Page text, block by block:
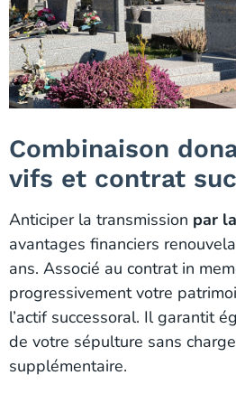
Combinaison
vifs et contrat
Anticiper la transmission par
avantages financiers
ans. Associé au contrat in
progressivement votre
l’actif successoral. Il garantit
de votre sépulture sans
supplémentaire.